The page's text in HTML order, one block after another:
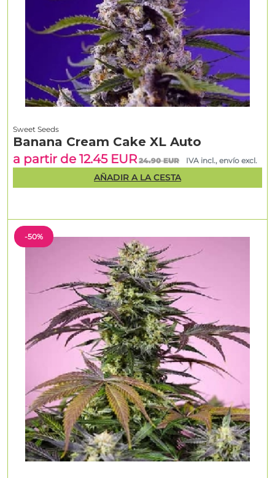
-50%
Sweet Seeds
Banana Cream Cake XL Auto
a partir de 12.45 EUR 24.90 EUR IVA incl., envío excl.
AÑADIR A LA CESTA